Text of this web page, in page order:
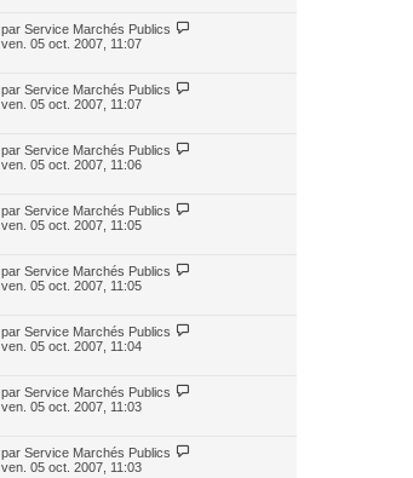
par Service Marchés Publics
ven. 05 oct. 2007, 11:07
par Service Marchés Publics
ven. 05 oct. 2007, 11:07
par Service Marchés Publics
ven. 05 oct. 2007, 11:06
par Service Marchés Publics
ven. 05 oct. 2007, 11:05
par Service Marchés Publics
ven. 05 oct. 2007, 11:05
par Service Marchés Publics
ven. 05 oct. 2007, 11:04
par Service Marchés Publics
ven. 05 oct. 2007, 11:03
par Service Marchés Publics
ven. 05 oct. 2007, 11:03